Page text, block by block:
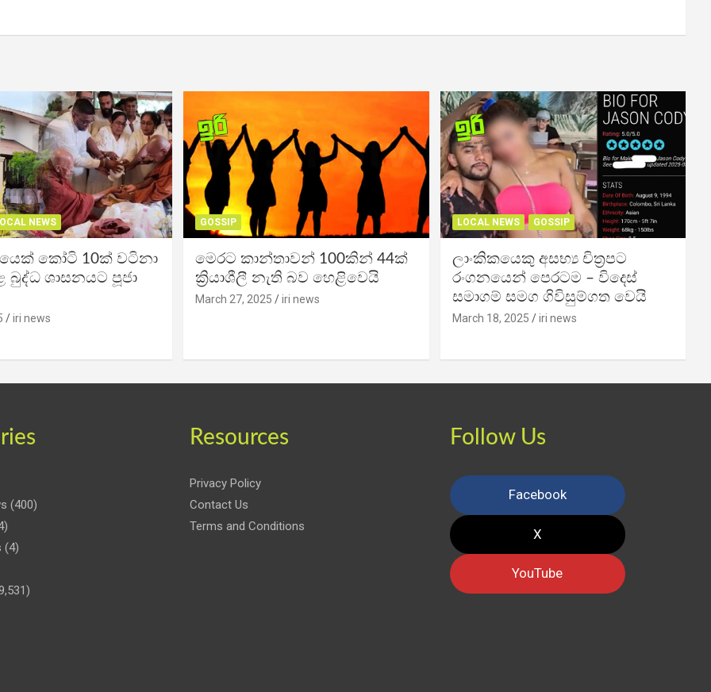
NEWS
කෝටි 10ක් වටිනා
බුද්ධ ශාසනයට පූජා
iri news
GOSSIP
මෙරට කාන්තාවන් 100කින් 44ක්
ක්‍රියාශීලී නැති බව හෙළිවෙයි
March 27, 2025 iri news
LOCAL NEWS GOSSIP
ලාංකිකයෙකු අසභ්‍ය චිත්‍රපට
රංගනයෙන් පෙරටම – විදෙස්
සමාගම් සමග ගිවිසුම්ගත වෙයි
March 18, 2025 iri news
(400)
(4)
Resources
Privacy Policy
Contact Us
Terms and Conditions
Follow Us
Facebook
X
YouTube